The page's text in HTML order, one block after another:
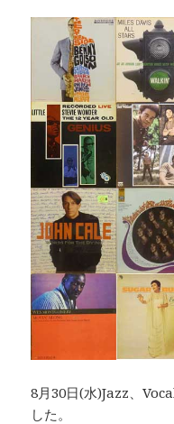
8月30日(水)Jazz、
した。